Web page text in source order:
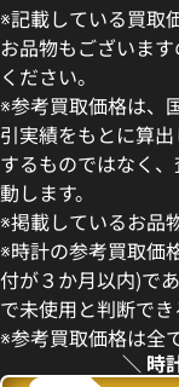
イデイト 40
格
点の参考買取価
※記載している買取
お品物もございま
ください。
※参考買取価格は、
引実績をもとに算
するものではなく
動します。
※掲載しているお品
※時計の参考買取価
付が３か月以内)で
で未使用と判断でき
※参考買取価格は全
＼ 時